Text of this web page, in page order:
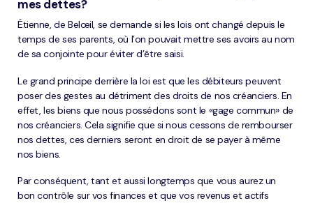
mes dettes?
Étienne, de Belœil, se demande si les lois ont changé depuis le
temps de ses parents, où l’on pouvait mettre ses avoirs au nom
de sa conjointe pour éviter d’être saisi.
Le grand principe derrière la loi est que les débiteurs peuvent
poser des gestes au détriment des droits de nos créanciers. En
effet, les biens que nous possédons sont le «gage commun» de
nos créanciers. Cela signifie que si nous cessons de rembourser
nos dettes, ces derniers seront en droit de se payer à même
nos biens.
Par conséquent, tant et aussi longtemps que vous aurez un
bon contrôle sur vos finances et que vos revenus et actifs